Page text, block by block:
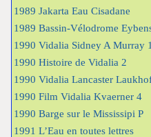
1989 Jakarta Eau Cisadane
1989 Bassin-Vélodrome
1990 Vidalia Sidney A Murray 1
1990 Histoire de Vidalia 2
1990 Vidalia Lancaster
1990 Film Vidalia Kvaerner 4
1990 Barge sur le Mississipi P
1991 L’Eau en toutes lettres